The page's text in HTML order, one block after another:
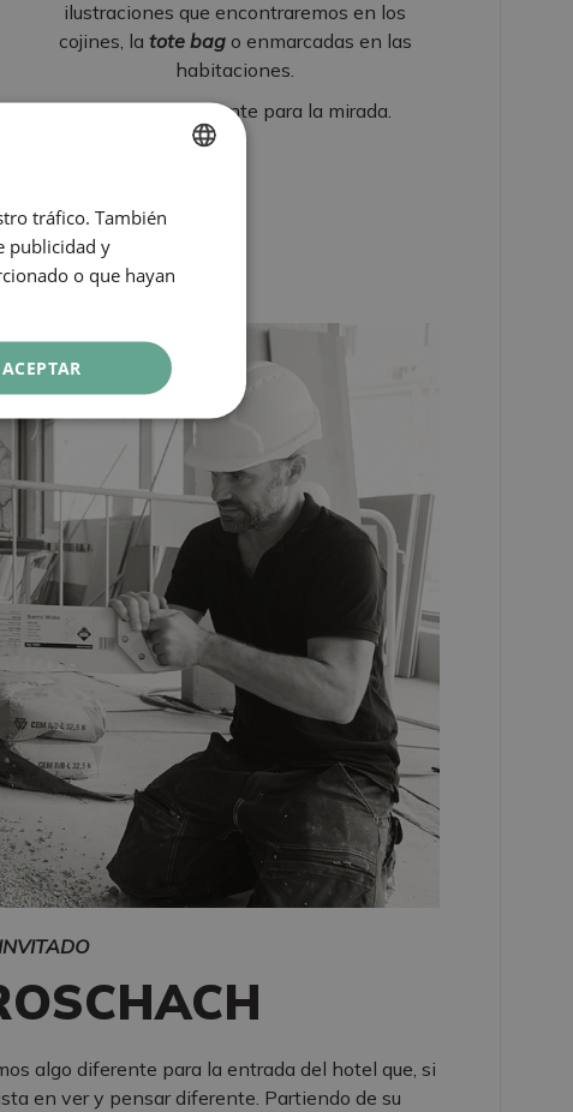
ilustraciones que encontraremos en los
cojines, la tote bago enmarcadas en las
habitaciones.
Un placer constante para la mirada.
algo diferente para la entrada del hotel que, si
en ver y pensar diferente. Partiendo de su
CATALAN
FRENCH
ITALIAN
RUSSIAN
tráfico. También
publicidad y
o que hayan
ACEPTAR